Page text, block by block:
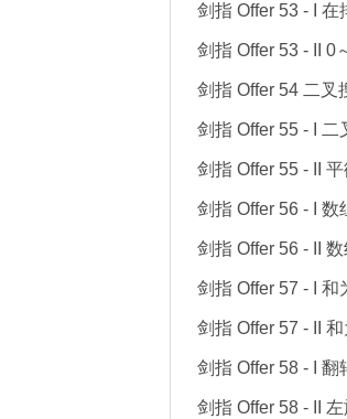
剑指 Offer 53 - I 在
剑指 Offer 53 - II 0
剑指 Offer 54 二叉
剑指 Offer 55 - I 二
剑指 Offer 55 - II
剑指 Offer 56 - I
剑指 Offer 56 - II
剑指 Offer 57 - I 和
剑指 Offer 57 - II
剑指 Offer 58 - I 翻
剑指 Offer 58 - II